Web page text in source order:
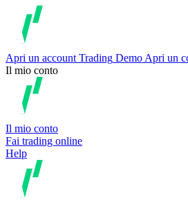
Apri un account Trading Demo Apri un
Il mio conto
Il mio conto
Fai trading online
Help